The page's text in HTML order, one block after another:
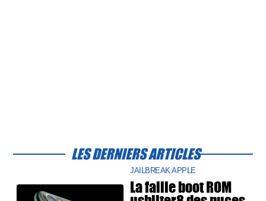
LES DERNIERS ARTICLES
JAILBREAK APPLE
La faille boot ROM